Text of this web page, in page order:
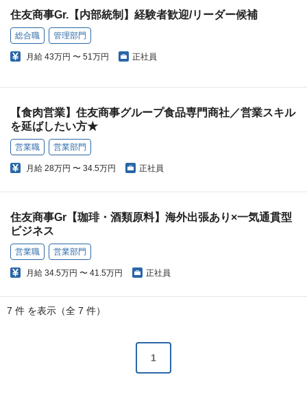
住友商事Gr.【内部統制】経験者歓迎/リーダー候補
総合職 管理部門
月給 43万円 〜 51万円 正社員
【食肉営業】住友商事グループ食品専門商社／営業スキル
を延ばしたい方★
営業職 営業部門
月給 28万円 〜 34.5万円 正社員
住友商事Gr【珈琲・酒類原料】海外出張あり×一気通貫型
ビジネス
営業職 営業部門
月給 34.5万円 〜 41.5万円 正社員
7 件 を表示（全 7 件）
1